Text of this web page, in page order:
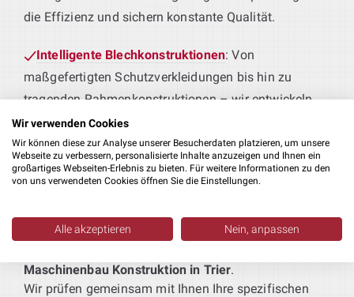
die Effizienz und sichern konstante Qualität.
Intelligente Blechkonstruktionen: Von
maßgefertigten Schutzverkleidungen bis hin zu
tragenden Rahmenkonstruktionen – wir entwickeln
Blechteile, die perfekt zu Ihren Produktionsprozessen
passen.
Maschinen für Ihre Fertigung: Sie liefern das
Erstbearbeitung bis zur Weiterverarbeitung realisieren
Maschinenbau Konstruktion in Trier.
Wir prüfen gemeinsam mit Ihnen Ihre spezifischen
Wir verwenden Cookies
Wir können diese zur Analyse unserer Besucherdaten platzieren, um unsere
Webseite zu verbessern, personalisierte Inhalte anzuzeigen und Ihnen ein
großartiges Webseiten-Erlebnis zu bieten. Für weitere Informationen zu den
von uns verwendeten Cookies öffnen Sie die Einstellungen.
Alle akzeptieren Nein, anpassen